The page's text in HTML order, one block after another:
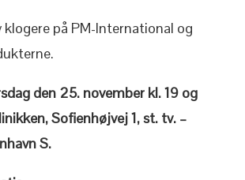
klogere på PM-International og
den 25. november kl. 19 og
Sofienhøjvej 1, st. tv. –
S.